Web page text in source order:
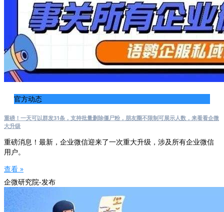
官方动态
重磅！一天可以群发31条，支持批量删除僵尸粉，朋友圈不限制可展示人数，来看看企微
大升级
重磅消息！最新，企业微信迎来了一次重大升级，涉及所有企业微信
用户。
查看 »
企微研究院-发布